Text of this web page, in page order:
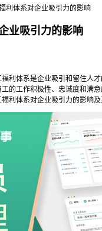
利体系对企业吸引力的影响
业吸引力的影响
利体系是企业吸引和留住人
的工作积极性、忠诚度和满
利体系对企业吸引力的影响及